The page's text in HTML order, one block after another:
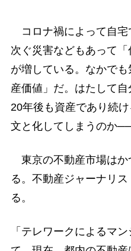
コロナ禍によって自宅
次ぐ災害などもあって
が増している。なかで
産価値」だ。はたして自
20年後も資産であり続
文と化してしまうのか──
東京の不動産市場はか
る。不動産ジャーナリ
る。
「テレワークによるマ